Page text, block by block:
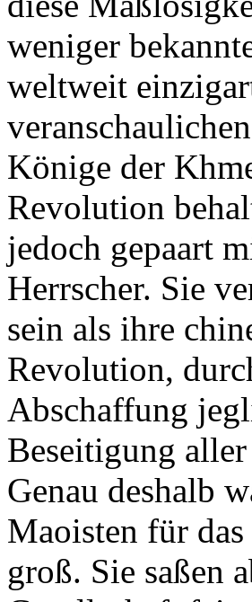
weniger
weltweit
Könige der
Revolution
jedoch gepaart
Herrscher. Sie
sein als ihre
Revolution,
Abschaffung
Beseitigung
Genau deshalb
Maoisten für
groß. Sie saßen